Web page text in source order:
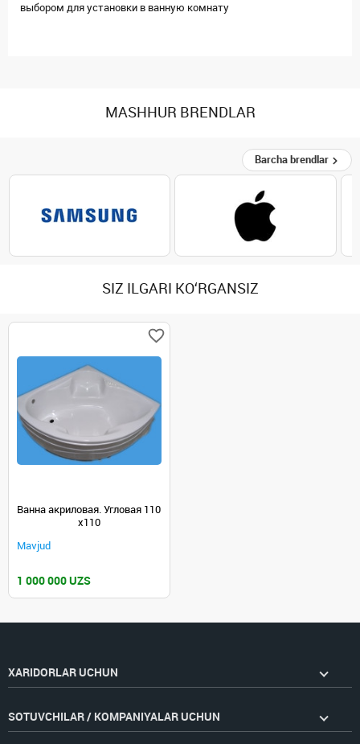
выбором для установки в ванную комнату
MASHHUR BRENDLAR
Barcha brendlar
SIZ ILGARI KO‘RGANSIZ
Ванна акриловая. Угловая 110
x110
Mavjud
1 000 000 UZS
XARIDORLAR UCHUN
SOTUVCHILAR / KOMPANIYALAR UCHUN